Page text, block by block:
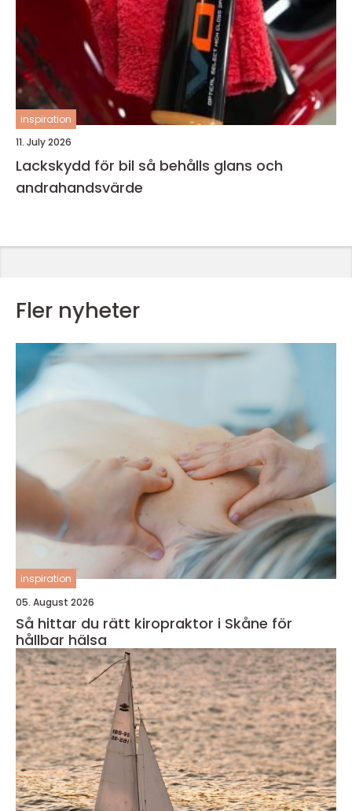
inspiration
11. July 2026
Lackskydd för bil så behålls glans och
andrahandsvärde
Fler nyheter
inspiration
05. August 2026
Så hittar du rätt kiropraktor i Skåne för
hållbar hälsa